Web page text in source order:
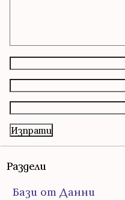
Раздели
Бази от Данни